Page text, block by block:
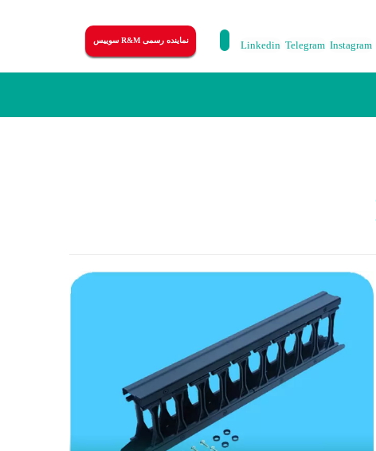
نماینده رسمی R&M سوییس Linkedin Telegram Instagram